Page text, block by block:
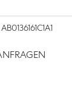
AB0136161C1A1